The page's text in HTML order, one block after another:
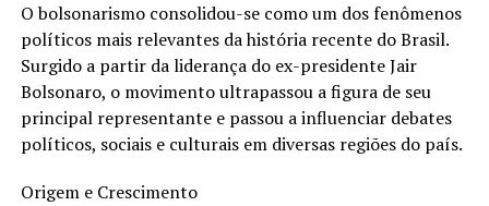
O bolsonarismo consolidou-se como um dos fenômenos
políticos mais relevantes da história recente do Brasil.
Surgido a partir da liderança do ex-presidente Jair
Bolsonaro, o movimento ultrapassou a figura de seu
principal representante e passou a influenciar debates
políticos, sociais e culturais em diversas regiões do país.
Origem e Crescimento